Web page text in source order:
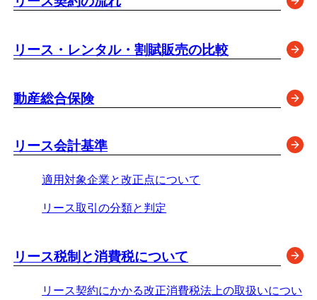
リース・レンタル・割賦販売の比較
動産総合保険
リース会計基準
適用対象企業と改正点について
リース取引の分類と判定
リース税制と消費税について
リース契約にかかる改正消費税法上の取扱いについ